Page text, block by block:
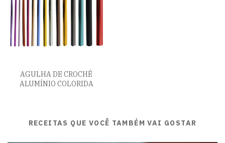
AGULHA DE CROCHÊ
ALUMÍNIO COLORIDA
RECEITAS QUE VOCÊ TAMBÉM VAI GOSTAR